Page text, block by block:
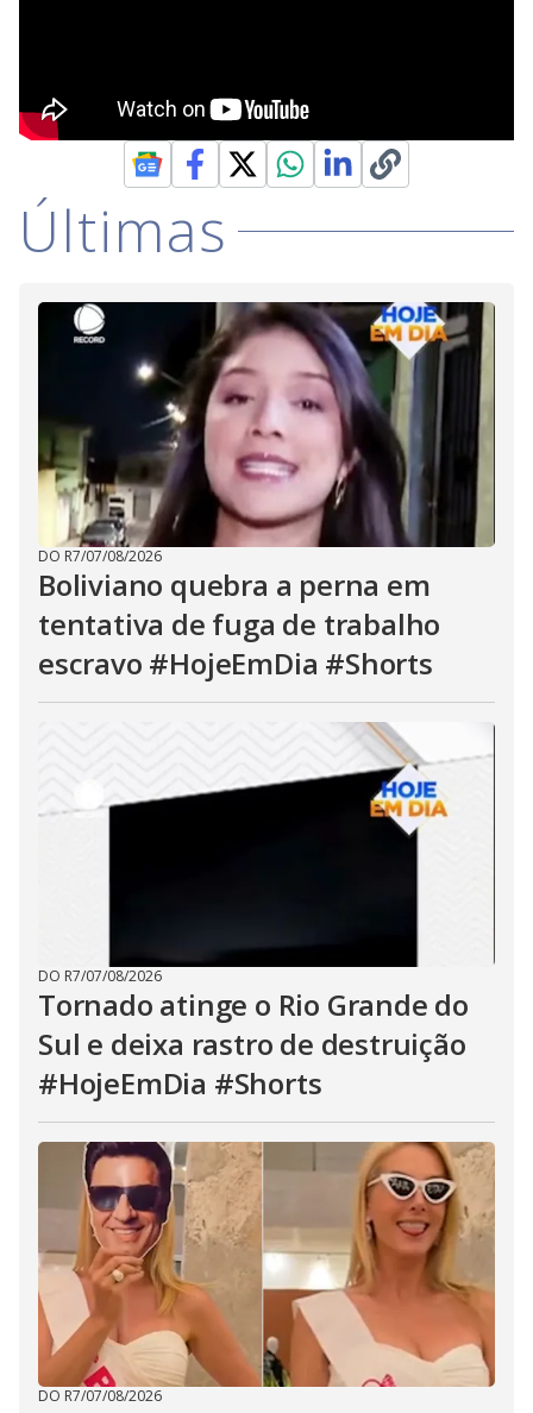
Últimas
DO R7/07/08/2026
Boliviano quebra a perna em
tentativa de fuga de trabalho
escravo #HojeEmDia #Shorts
DO R7/07/08/2026
Tornado atinge o Rio Grande do
Sul e deixa rastro de destruição
#HojeEmDia #Shorts
DO R7/07/08/2026